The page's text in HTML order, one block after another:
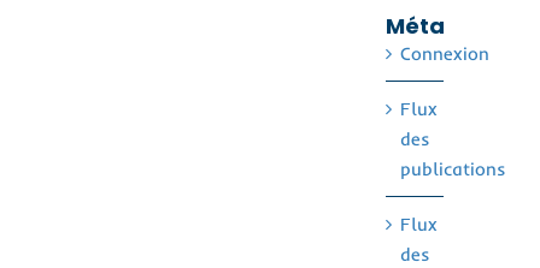
Méta
Connexion
Flux
des
publications
Flux
des